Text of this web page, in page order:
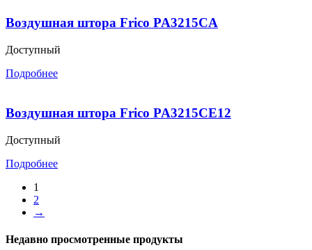
Воздушная штора Frico PA3215CA
Доступный
Подробнее
Воздушная штора Frico PA3215CE12
Доступный
Подробнее
1
2
→
Недавно просмотренные продукты